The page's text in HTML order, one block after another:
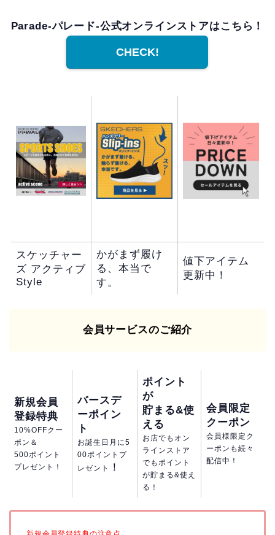
Parade-パレード-公式オンラインストアはこちら！
CHECK!
スケッチャー
ズ アクティブ
Style
かがまず履け
る、本当で
す。
値下アイテム
更新中！
会員サービスのご紹介
新規会員
登録特典
10%OFFクー
ポン＆
500ポイント
プレゼント！
バースデ
ーポイン
ト
お誕生日月に5
00ポイントプ
レゼント
！
ポイント
が
貯まる&使
える
お店でもオン
ラインストア
でもポイント
が貯まる&使え
る！
会員限定
クーポン
会員様限定ク
ーポンも続々
配信中！